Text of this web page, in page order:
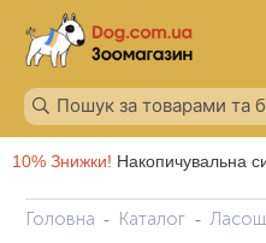
10% Знижки! Накопичувальна
Головна Каталог